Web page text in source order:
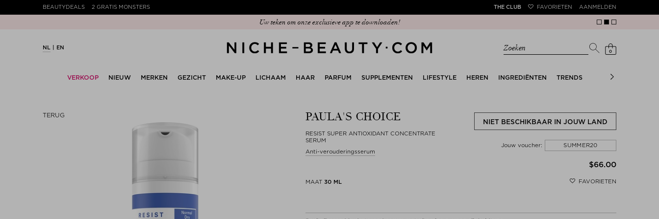
BEAUTYDEALS 2 GRATIS MONSTERS THE CLUB FAVORIETEN AANMELDEN
Ontdek onze nieuwe editie: The Anniversary Edit
NL EN Zoeken 0
VERKOOP NIEUW MERKEN GEZICHT MAKE-UP LICHAAM HAAR PARFUM SUPPLEMENTEN LIFESTYLE HEREN INGREDIËNTEN TRENDS THE SUMMER EDIT
TERUG PAULA'S CHOICE
RESIST SUPER ANTIOXIDANT CONCENTRATE
SERUM
Anti-verouderingsserum
NIET BESCHIKBAAR IN JOUW LAND
Jouw voucher: SUMMER20
$‌66.00
FAVORIETEN
MAAT 30 ML